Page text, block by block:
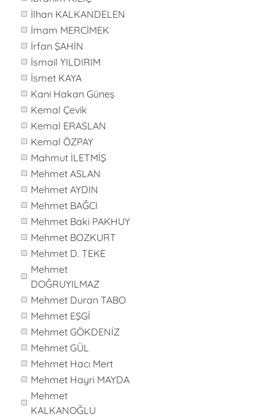
İlhan KALKANDELEN
İmam MERCİMEK
İrfan ŞAHİN
İsmail YILDIRIM
İsmet KAYA
Kani Hakan Güneş
Kemal Çevik
Kemal ERASLAN
Kemal ÖZPAY
Mahmut İLETMİŞ
Mehmet ASLAN
Mehmet AYDIN
Mehmet BAĞCI
Mehmet Baki PAKHUY
Mehmet BOZKURT
Mehmet D. TEKE
Mehmet
DOĞRUYILMAZ
Mehmet Duran TABO
Mehmet EŞGİ
Mehmet GÖKDENİZ
Mehmet GÜL
Mehmet Hacı Mert
Mehmet Hayri MAYDA
Mehmet
KALKANOĞLU